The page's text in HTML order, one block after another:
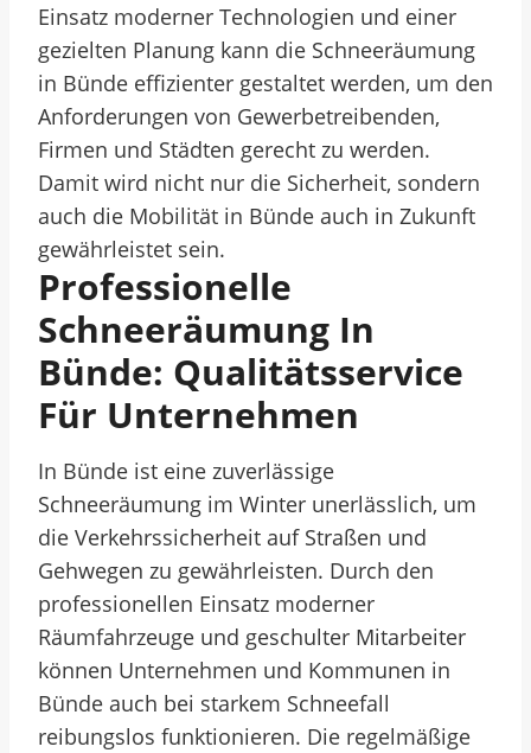
Einsatz moderner Technologien und einer
gezielten Planung kann die Schneeräumung
in Bünde effizienter gestaltet werden, um den
Anforderungen von Gewerbetreibenden,
Firmen und Städten gerecht zu werden.
Damit wird nicht nur die Sicherheit, sondern
auch die Mobilität in Bünde auch in Zukunft
gewährleistet sein.
Professionelle
Schneeräumung In
Bünde: Qualitätsservice
Für Unternehmen
In Bünde ist eine zuverlässige
Schneeräumung im Winter unerlässlich, um
die Verkehrssicherheit auf Straßen und
Gehwegen zu gewährleisten. Durch den
professionellen Einsatz moderner
Räumfahrzeuge und geschulter Mitarbeiter
können Unternehmen und Kommunen in
Bünde auch bei starkem Schneefall
reibungslos funktionieren. Die regelmäßige